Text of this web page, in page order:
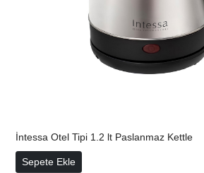
İntessa Otel Tipi 1.2 lt Paslanmaz Kettle
Sepete Ekle